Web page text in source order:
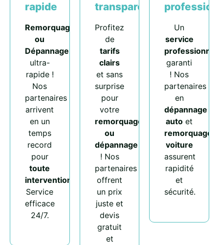
rapide
Remorquage
ou
Dépannage
ultra-
rapide !
Nos
partenaires
arrivent
en un
temps
record
pour
toute
intervention
Service
efficace
24/7.
transparents
Profitez
de
tarifs
clairs
et sans
surprise
pour
votre
remorquage
ou
dépannage
! Nos
partenaires
offrent
un prix
juste et
devis
gratuit
et
Un
service
professionnel
garanti
! Nos
partenaires
en
dépannage
auto et
remorquage
voiture
assurent
rapidité
et
sécurité.